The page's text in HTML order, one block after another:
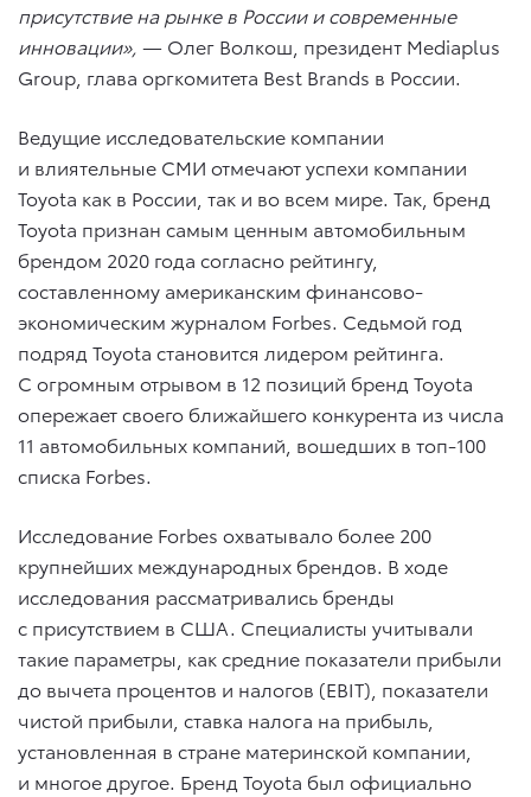
присутствие на рынке в России и современные
инновации», — Олег Волкош, президент Mediaplus
Group, глава оргкомитета Best Brands в России.
Ведущие исследовательские компании
и влиятельные СМИ отмечают успехи компании
Toyota как в России, так и во всем мире. Так, бренд
Toyota признан самым ценным автомобильным
брендом 2020 года согласно рейтингу,
составленному американским финансово-
экономическим журналом Forbes. Седьмой год
подряд Toyota становится лидером рейтинга.
С огромным отрывом в 12 позиций бренд Toyota
опережает своего ближайшего конкурента из числа
11 автомобильных компаний, вошедших в топ-100
списка Forbes.
Исследование Forbes охватывало более 200
крупнейших международных брендов. В ходе
исследования рассматривались бренды
с присутствием в США. Специалисты учитывали
такие параметры, как средние показатели прибыли
до вычета процентов и налогов (EBIT), показатели
чистой прибыли, ставка налога на прибыль,
установленная в стране материнской компании,
и многое другое. Бренд Toyota был официально